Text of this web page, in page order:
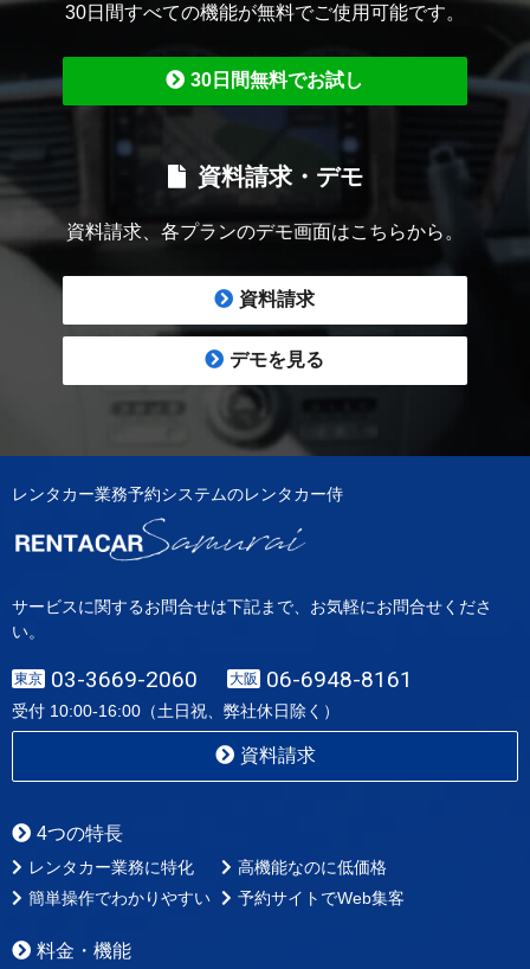
30日間すべての機能が無料でご使用可能です。
30日間無料でお試し
資料請求・デモ
資料請求、各プランのデモ画面はこちらから。
資料請求
デモを見る
レンタカー業務予約システムのレンタカー侍
サービスに関するお問合せは下記まで、お気軽にお問合せくださ
い。
東京 03-3669-2060 大阪 06-6948-8161
受付 10:00-16:00（土日祝、弊社休日除く）
資料請求
4つの特長
レンタカー業務に特化
高機能なのに低価格
簡単操作でわかりやすい
予約サイトでWeb集客
料金・機能